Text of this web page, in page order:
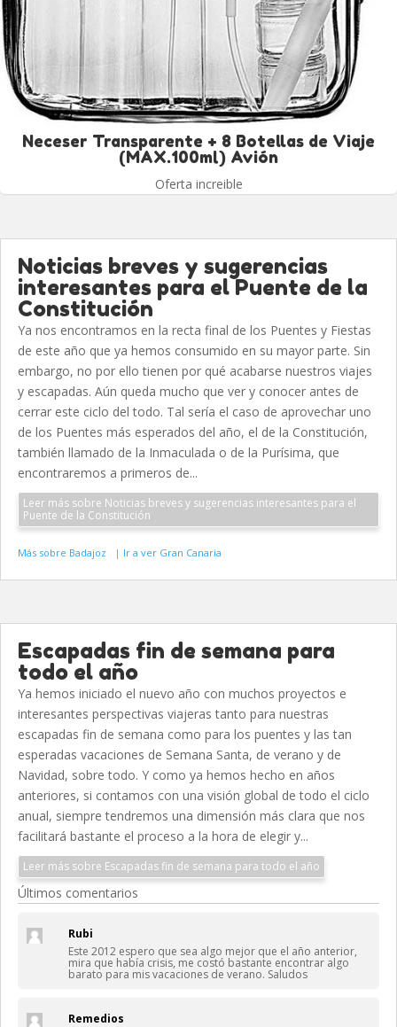
Neceser Transparente + 8 Botellas de Viaje
(MAX.100ml) Avión
Oferta increible
Noticias breves y sugerencias
interesantes para el Puente de la
Constitución
Ya nos encontramos en la recta final de los Puentes y Fiestas
de este año que ya hemos consumido en su mayor parte. Sin
embargo, no por ello tienen por qué acabarse nuestros viajes
y escapadas. Aún queda mucho que ver y conocer antes de
cerrar este ciclo del todo. Tal sería el caso de aprovechar uno
de los Puentes más esperados del año, el de la Constitución,
también llamado de la Inmaculada o de la Purísima, que
encontraremos a primeros de...
Leer más sobre Noticias breves y sugerencias interesantes para el
Puente de la Constitución
Más sobre Badajoz | Ir a ver Gran Canaria
Escapadas fin de semana para
todo el año
Ya hemos iniciado el nuevo año con muchos proyectos e
interesantes perspectivas viajeras tanto para nuestras
escapadas fin de semana como para los puentes y las tan
esperadas vacaciones de Semana Santa, de verano y de
Navidad, sobre todo. Y como ya hemos hecho en años
anteriores, si contamos con una visión global de todo el ciclo
anual, siempre tendremos una dimensión más clara que nos
facilitará bastante el proceso a la hora de elegir y...
Leer más sobre Escapadas fin de semana para todo el año
Últimos comentarios
Rubi
Este 2012 espero que sea algo mejor que el año anterior,
mira que había crisis, me costó bastante encontrar algo
barato para mis vacaciones de verano. Saludos
Remedios